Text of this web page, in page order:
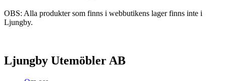
OBS: Alla produkter som finns i webbutikens lager finns inte i
Ljungby.
Ljungby Utemöbler AB